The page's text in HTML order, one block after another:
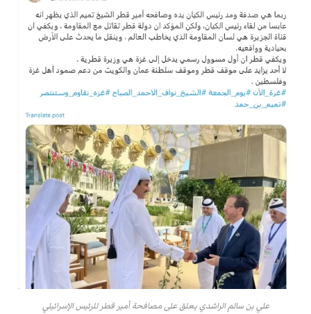
علي بن سالم الراشدي يعلق على مصافحة أمير قطر للرئيس الإسرائيلي